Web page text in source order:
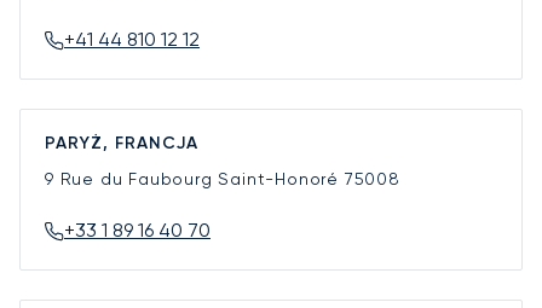
+41 44 810 12 12
PARYŻ, FRANCJA
9 Rue du Faubourg Saint-Honoré 75008
+33 1 89 16 40 70